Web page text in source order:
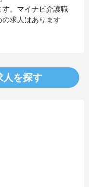
す。マイナビ介護職
求人はあります
人を探す